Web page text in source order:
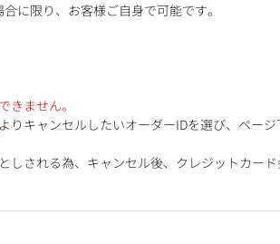
に限り、お客様ご自身で可能です。
ません。
よりキャンセルしたいオーダーIDを選び、ペー
しされる為、キャンセル後、クレジットカー